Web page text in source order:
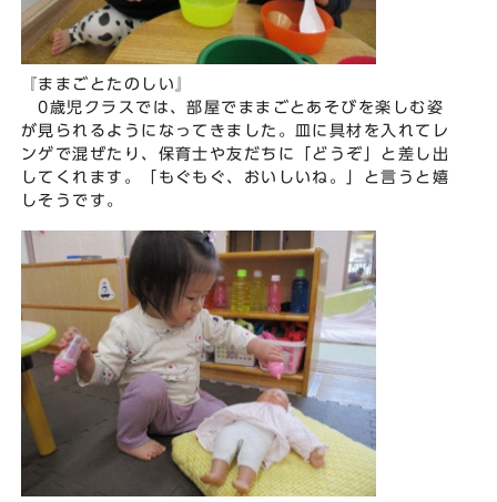
『ままごとたのしい』
0歳児クラスでは、部屋でままごとあそびを楽しむ姿
が見られるようになってきました。皿に具材を入れてレ
ンゲで混ぜたり、保育士や友だちに「どうぞ」と差し出
してくれます。「もぐもぐ、おいしいね。」と言うと嬉
しそうです。